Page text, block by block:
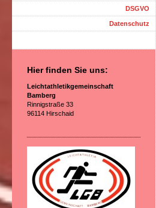
DSGVO
Datenschutz
Hier finden Sie uns:
Leichtathletikgemeinschaft
Bamberg
Rinnigstraße 33
96114 Hirschaid